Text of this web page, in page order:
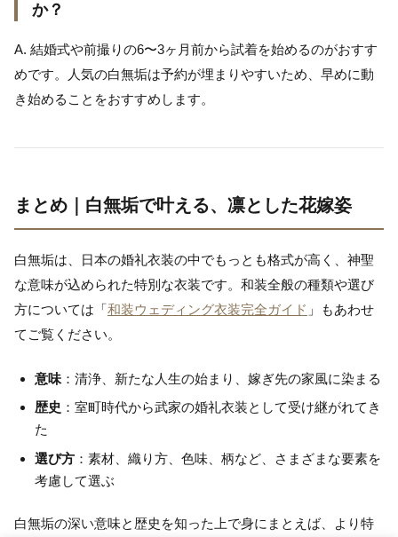
か？
A. 結婚式や前撮りの6〜3ヶ月前から試着を始めるのがおすす
めです。人気の白無垢は予約が埋まりやすいため、早めに動
き始めることをおすすめします。
まとめ｜白無垢で叶える、凛とした花嫁姿
白無垢は、日本の婚礼衣装の中でもっとも格式が高く、神聖
な意味が込められた特別な衣装です。和装全般の種類や選び
方については「和装ウェディング衣装完全ガイド 」もあわせ
てご覧ください。
意味：清浄、新たな人生の始まり、嫁ぎ先の家風に染まる
歴史 ：室町時代から武家の婚礼衣装として受け継がれてき
た
選び方：素材、織り方、色味、柄など、さまざまな要素を
考慮して選ぶ
白無垢の深い意味と歴史を知った上で身にまとえば、より特